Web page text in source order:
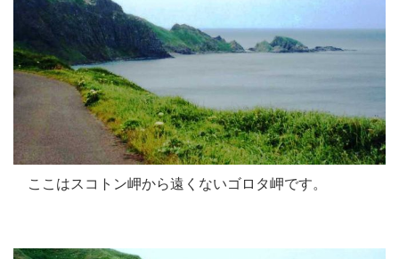
ここはスコトン岬から遠くないゴロタ岬です。